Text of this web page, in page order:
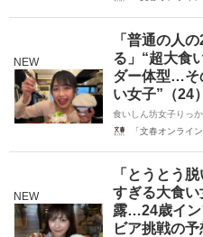
NEW
「普通の人
る」“超大食
ダー体型…そ
い女子”（24
食いしん坊女子りっ
「文春オンライ
NEW
「とうとう
すぎる大食
露…24歳イン
ビア挑戦の